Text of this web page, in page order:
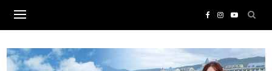
content